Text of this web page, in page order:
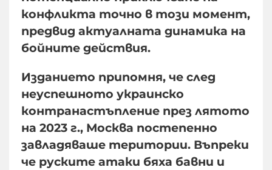
конфликта точно в този момент,
предвид актуалната динамика на
бойните действия.
Изданието припомня, че след
неуспешното украинско
контранастъпление през лятото
на 2023 г., Москва постепенно
завладяваше територии. Въпреки
че руските атаки бяха бавни и